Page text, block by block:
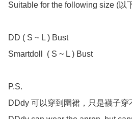
Suitable for the following size (以
DD ( S ~ L ) Bust
Smartdoll  ( S ~ L ) Bust
P.S.
DDdy 可以穿到圍裙，只是襪子穿